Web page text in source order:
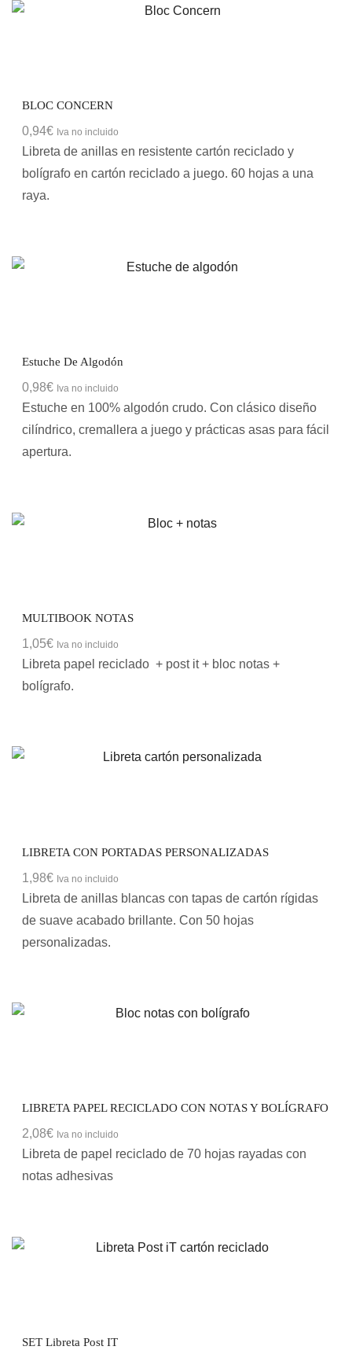
BLOC CONCERN
0,94€ Iva no incluido
Libreta de anillas en resistente cartón reciclado y
bolígrafo en cartón reciclado a juego. 60 hojas a una
raya.
Estuche De Algodón
0,98€ Iva no incluido
Estuche en 100% algodón crudo. Con clásico diseño
cilíndrico, cremallera a juego y prácticas asas para fácil
apertura.
MULTIBOOK NOTAS
1,05€ Iva no incluido
Libreta papel reciclado + post it + bloc notas +
bolígrafo.
LIBRETA CON PORTADAS PERSONALIZADAS
1,98€ Iva no incluido
Libreta de anillas blancas con tapas de cartón rígidas
de suave acabado brillante. Con 50 hojas
personalizadas.
LIBRETA PAPEL RECICLADO CON NOTAS Y BOLÍGRAFO
2,08€ Iva no incluido
Libreta de papel reciclado de 70 hojas rayadas con
notas adhesivas
SET Libreta Post IT